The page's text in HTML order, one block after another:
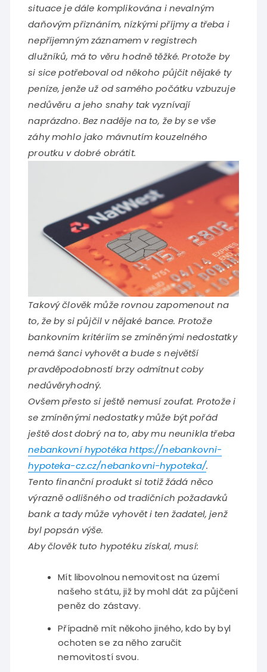
situace je dále komplikována i nevalným
daňovým přiznáním, nízkými příjmy a třeba i
nepříjemným záznamem v registrech
dlužníků, má to věru hodně těžké. Protože by
si sice potřeboval od někoho půjčit nějaké ty
peníze, jenže už od samého počátku vzbuzuje
nedůvěru a jeho snahy tak vyznívají
naprázdno. Bez naděje na to, že by se vše
záhy mohlo jako mávnutím kouzelného
proutku v dobré obrátit.
Takový člověk může rovnou zapomenout na
to, že by si půjčil v nějaké bance. Protože
bankovním kritériím se zmíněnými nedostatky
nemá šanci vyhovět a bude s největší
pravděpodobností brzy odmítnut coby
nedůvěryhodný.
Ovšem přesto si ještě nemusí zoufat. Protože i
se zmíněnými nedostatky může být pořád
ještě dost dobrý na to, aby mu neunikla třeba
nebankovní hypotéka https://nebankovni-
hypoteka-cz.cz/nebankovni-hypoteka/.
Tento finanční produkt si totiž žádá něco
výrazně odlišného od tradičních požadavků
bank a tady může vyhovět i ten žadatel, jenž
byl popsán výše.
Aby člověk tuto hypotéku získal, musí:
Mít libovolnou nemovitost na území
našeho státu, již by mohl dát za půjčení
peněz do zástavy.
Případně mít někoho jiného, kdo by byl
ochoten se za něho zaručit
nemovitostí svou.